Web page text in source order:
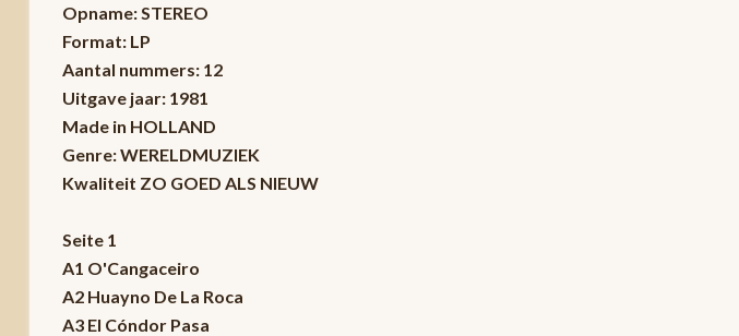
Opname: STEREO
Format: LP
Aantal nummers: 12
Uitgave jaar: 1981
Made in HOLLAND
Genre: WERELDMUZIEK
Kwaliteit ZO GOED ALS NIEUW
Seite 1
A1 O'Cangaceiro
A2 Huayno De La Roca
A3 El Cóndor Pasa